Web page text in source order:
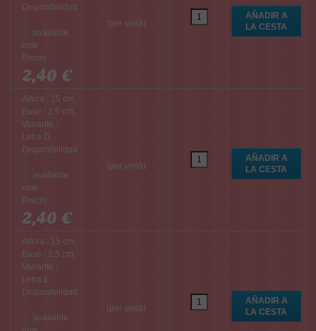
Disponibilidad
:
Precio :
2,40 €
(per unità)
Altura : 15 cm,
Base : 2.5 cm,
Variante :
Letra D
Disponibilidad
:
Precio :
2,40 €
(per unità)
Altura : 15 cm,
Base : 2.5 cm,
Variante :
Letra E
Disponibilidad
:
(per unità)